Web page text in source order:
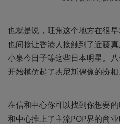
也就是说，旺角这个地方在很
也间接让香港人接触到了近藤真
小泉今日子等这些日本明星。
开始模仿起了杰尼斯偶像的扮相。
在信和中心你可以找到你想要
和中心推上了主流POP界的商